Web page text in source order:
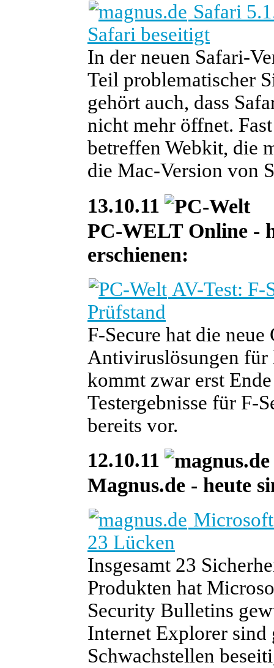
Safari
Safari beseitigt
In der neuen Safari-
Teil problematischer
gehört auch, dass
nicht mehr öffnet.
betreffen Webkit, die
die Mac-Version von
13.10.11
PC-WELT Online -
erschienen:
AV-Test: F-
Prüfstand
F-Secure hat die
Antiviruslösungen für
kommt zwar erst
Testergebnisse für F-
bereits vor.
12.10.11
Magnus.de - heute
23 Lücken
Insgesamt 23
Produkten hat
Security Bulletins
Internet Explorer sind
Schwachstellen